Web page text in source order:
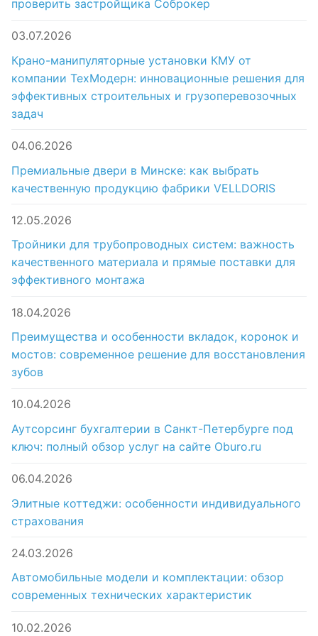
проверить застройщика Соброкер
03.07.2026
Крано-манипуляторные установки КМУ от
компании ТехМодерн: инновационные решения для
эффективных строительных и грузоперевозочных
задач
04.06.2026
Премиальные двери в Минске: как выбрать
качественную продукцию фабрики VELLDORIS
12.05.2026
Тройники для трубопроводных систем: важность
качественного материала и прямые поставки для
эффективного монтажа
18.04.2026
Преимущества и особенности вкладок, коронок и
мостов: современное решение для восстановления
зубов
10.04.2026
Аутсорсинг бухгалтерии в Санкт-Петербурге под
ключ: полный обзор услуг на сайте Oburo.ru
06.04.2026
Элитные коттеджи: особенности индивидуального
страхования
24.03.2026
Автомобильные модели и комплектации: обзор
современных технических характеристик
10.02.2026